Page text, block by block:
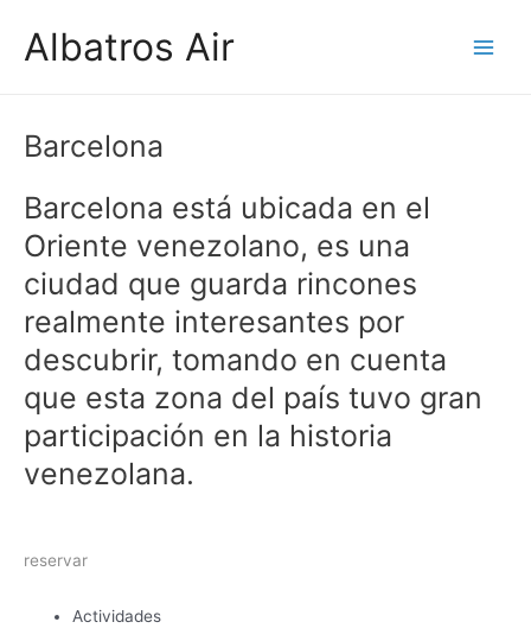
Albatros Air
Barcelona
Barcelona está ubicada en el
Oriente venezolano, es una
ciudad que guarda rincones
realmente interesantes por
descubrir, tomando en cuenta
que esta zona del país tuvo gran
participación en la historia
venezolana.
reservar
Actividades